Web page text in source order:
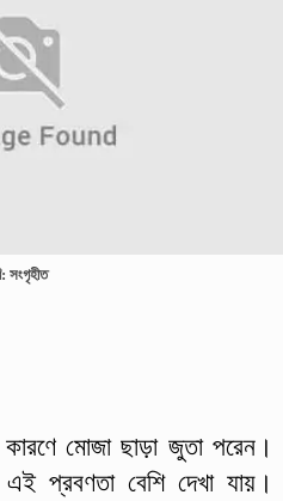
সংগৃহীত
মোজা ছাড়া জুতা পরেন।
প্রবণতা বেশি দেখা যায়।